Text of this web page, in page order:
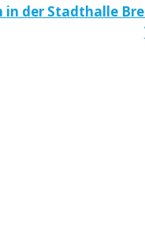
in der Stadthalle